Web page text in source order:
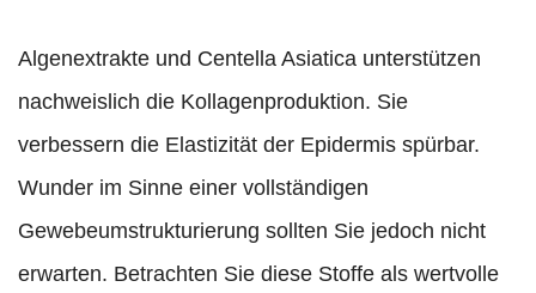
Algenextrakte und Centella Asiatica unterstützen
nachweislich die Kollagenproduktion. Sie
verbessern die Elastizität der Epidermis spürbar.
Wunder im Sinne einer vollständigen
Gewebeumstrukturierung sollten Sie jedoch nicht
erwarten. Betrachten Sie diese Stoffe als wertvolle